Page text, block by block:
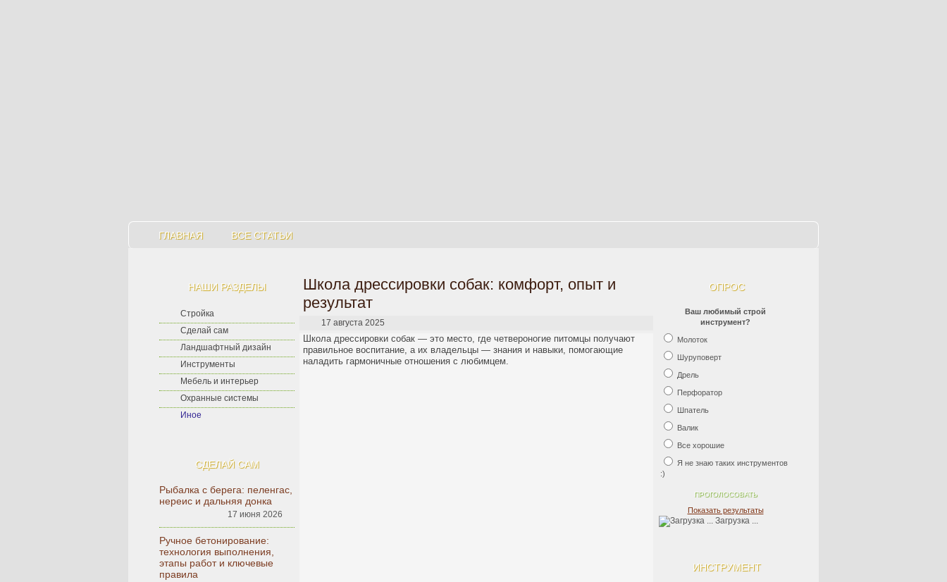
ГЛАВНАЯ ВСЕ СТАТЬИ
НАШИ РАЗДЕЛЫ
Стройка
Сделай сам
Ландшафтный дизайн
Инструменты
Мебель и интерьер
Охранные системы
Иное
СДЕЛАЙ САМ
Рыбалка с берега: пеленгас,
нереис и дальняя донка
17 июня 2026
Ручное бетонирование:
технология выполнения,
этапы работ и ключевые
правила
ОПРОС
Ваш любимый строй
инструмент?
Молоток
Шуруповерт
Дрель
Перфоратор
Шпатель
Валик
Все хорошие
Я не знаю таких инструментов
:)
Показать результаты
Загрузка ...
ИНСТРУМЕНТ
Школа дрессировки собак: комфорт, опыт и
результат
17 августа 2025
Школа дрессировки собак — это место, где четвероногие питомцы получают
правильное воспитание, а их владельцы — знания и навыки, помогающие
наладить гармоничные отношения с любимцем.